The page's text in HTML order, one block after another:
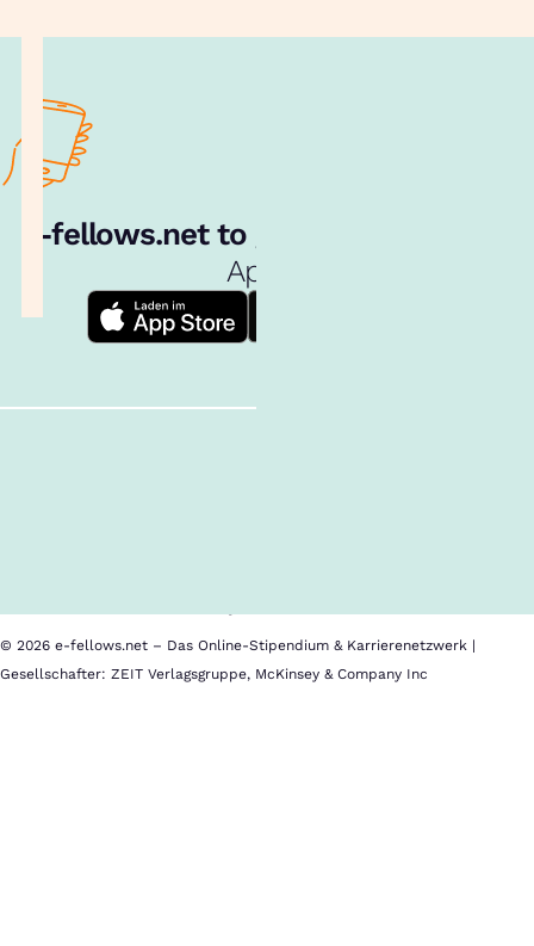
e‑fellows.net to go:
App!
© 2026 e-fellows.net – Das Online-Stipendium & Karrierenetzwerk |
Gesellschafter: ZEIT Verlagsgruppe, McKinsey & Company Inc